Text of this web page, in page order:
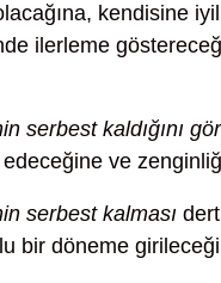
kendisine
ilerleme
serbest kaldığını
ve
serbest kalması
bir döneme